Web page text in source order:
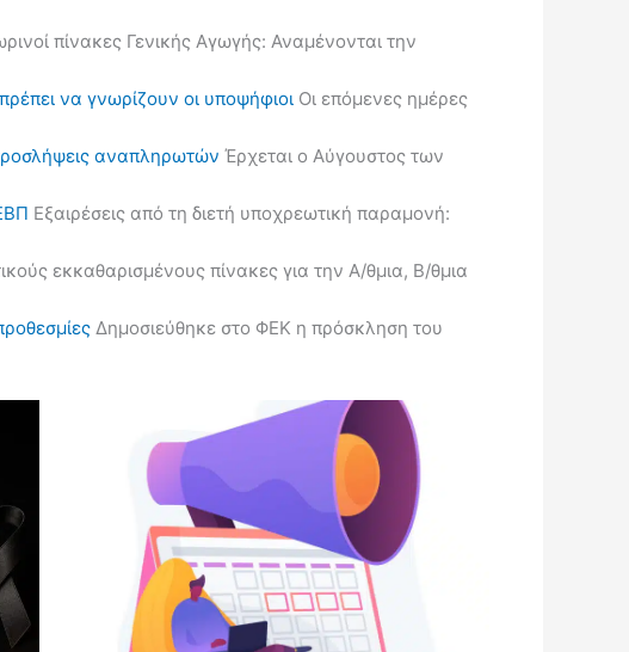
πίνακες Γενικής Αγωγής: Αναμένονται την
να γνωρίζουν οι υποψήφιοι Οι επόμενες ημέρες
αναπληρωτών Έρχεται ο Αύγουστος των
Εξαιρέσεις από τη διετή υποχρεωτική παραμονή:
εκκαθαρισμένους πίνακες για την Α/θμια, Β/θμια
Δημοσιεύθηκε στο ΦΕΚ η πρόσκληση του